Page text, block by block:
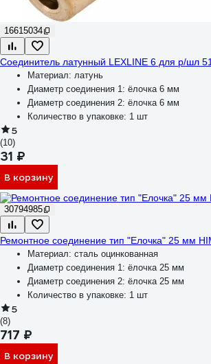
16615034
Соединитель латунный LEXLINE 6 для р/шл
Материал: латунь
Диаметр соединения 1: ёлочка 6 мм
Диаметр соединения 2: ёлочка 6 мм
Количество в упаковке: 1 шт
5
(10)
31 ₽
В корзину
30794985
Ремонтное соединение тип "Елочка" 25 мм
Материал: сталь оцинкованная
Диаметр соединения 1: ёлочка 25 мм
Диаметр соединения 2: ёлочка 25 мм
Количество в упаковке: 1 шт
5
(8)
717 ₽
В корзину